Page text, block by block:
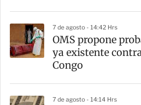
7 de agosto - 14:42 Hrs
OMS propone
ya existente
Congo
7 de agosto - 14:14 Hrs